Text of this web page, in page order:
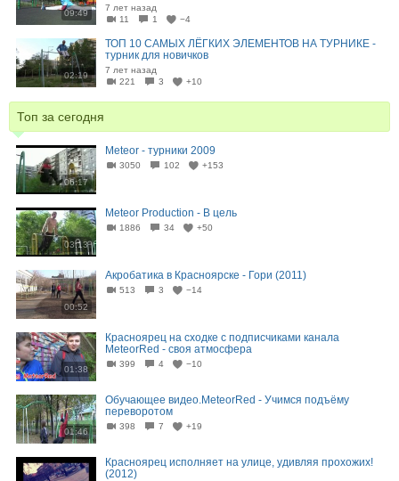
09:49
7 лет назад
11
1 −4
02:19
ТОП 10 САМЫХ ЛЁГКИХ ЭЛЕМЕНТОВ НА ТУРНИКЕ -
турник для новичков
7 лет назад
221
3 +10
Топ за сегодня
06:17
Meteor - турники 2009
3050 102 +153
03:13
Meteor Production - В цель
1886 34 +50
00:52
Акробатика в Красноярске - Гори (2011)
513 3 −14
01:38
Красноярец на сходке с подписчиками канала
MeteorRed - своя атмосфера
399 4 −10
01:46
Обучающее видео.MeteorRed - Учимся подъёму
переворотом
398 7 +19
Красноярец исполняет на улице, удивляя прохожих!
(2012)